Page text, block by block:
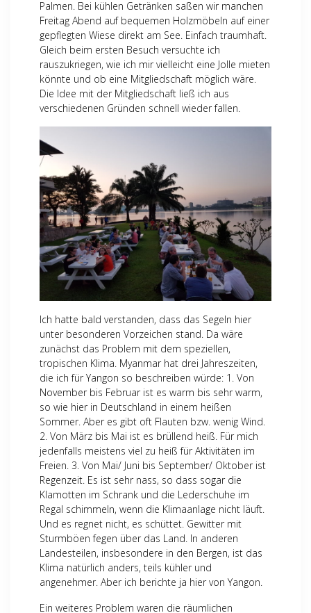
Palmen. Bei kühlen Getränken saßen wir manchen
Freitag Abend auf bequemen Holzmöbeln auf einer
gepflegten Wiese direkt am See. Einfach traumhaft.
Gleich beim ersten Besuch versuchte ich
rauszukriegen, wie ich mir vielleicht eine Jolle mieten
könnte und ob eine Mitgliedschaft möglich wäre.
Die Idee mit der Mitgliedschaft ließ ich aus
verschiedenen Gründen schnell wieder fallen.
Ich hatte bald verstanden, dass das Segeln hier
unter besonderen Vorzeichen stand. Da wäre
zunächst das Problem mit dem speziellen,
tropischen Klima. Myanmar hat drei Jahreszeiten,
die ich für Yangon so beschreiben würde: 1. Von
November bis Februar ist es warm bis sehr warm,
so wie hier in Deutschland in einem heißen
Sommer. Aber es gibt oft Flauten bzw. wenig Wind.
2. Von März bis Mai ist es brüllend heiß. Für mich
jedenfalls meistens viel zu heiß für Aktivitäten im
Freien. 3. Von Mai/ Juni bis September/ Oktober ist
Regenzeit. Es ist sehr nass, so dass sogar die
Klamotten im Schrank und die Lederschuhe im
Regal schimmeln, wenn die Klimaanlage nicht läuft.
Und es regnet nicht, es schüttet. Gewitter mit
Sturmböen fegen über das Land. In anderen
Landesteilen, insbesondere in den Bergen, ist das
Klima natürlich anders, teils kühler und
angenehmer. Aber ich berichte ja hier von Yangon.
Ein weiteres Problem waren die räumlichen